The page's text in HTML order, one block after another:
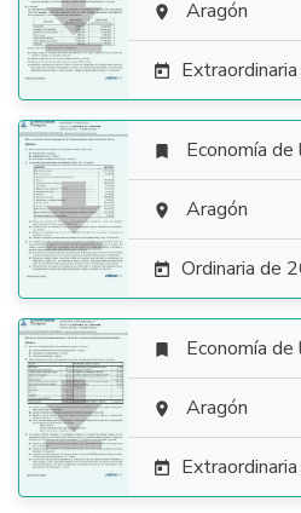
  Aragón


 Economía
 Aragón
 Ordinaria de

 Economía
 Aragón
